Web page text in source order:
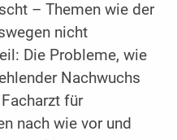
– Themen wie der
nicht
Die Probleme, wie
Nachwuchs
für
nach wie vor und